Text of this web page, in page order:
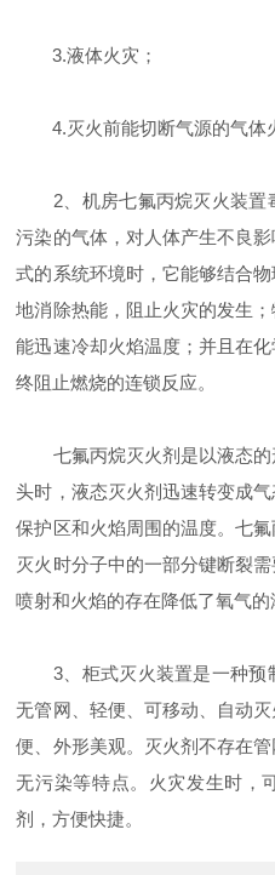
3.液体火灾；
4.灭火前能切断气源的气体
2、机房七氟丙烷灭火装置
污染的气体，对人体产生不良
式的系统环境时，它能够结合
地消除热能，阻止火灾的发生
能迅速冷却火焰温度；并且在
终阻止燃烧的连锁反应。
七氟丙烷灭火剂是以液态的
头时，液态灭火剂迅速转变成
保护区和火焰周围的温度。七
灭火时分子中的一部分键断裂
喷射和火焰的存在降低了氧气的
3、柜式灭火装置是一种预
无管网、轻便、可移动、自动
便、外形美观。灭火剂不存在
无污染等特点。火灾发生时，
剂，方便快捷。